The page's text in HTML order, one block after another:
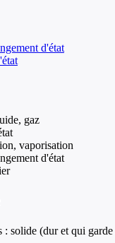
d'état
gaz
vaporisation
d'état
: solide (dur et qui